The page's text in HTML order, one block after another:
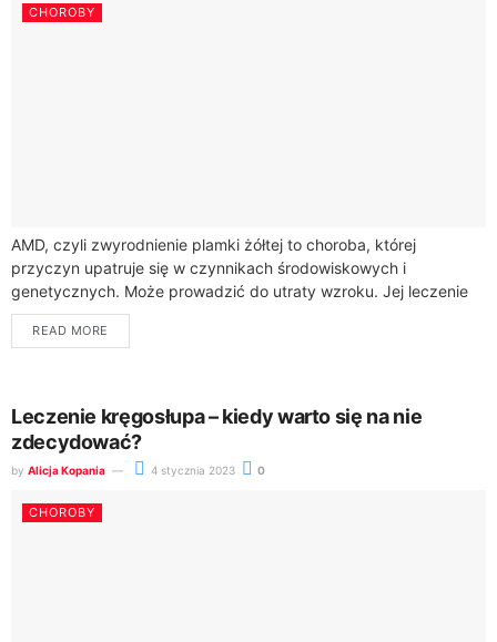
CHOROBY
AMD, czyli zwyrodnienie plamki żółtej to choroba, której
przyczyn upatruje się w czynnikach środowiskowych i
genetycznych. Może prowadzić do utraty wzroku. Jej leczenie
polega na iniekcjach doszklistkowych? Na czym polega...
READ MORE
Leczenie kręgosłupa – kiedy warto się na nie
zdecydować?
by Alicja Kopania 4 stycznia 2023 0
CHOROBY